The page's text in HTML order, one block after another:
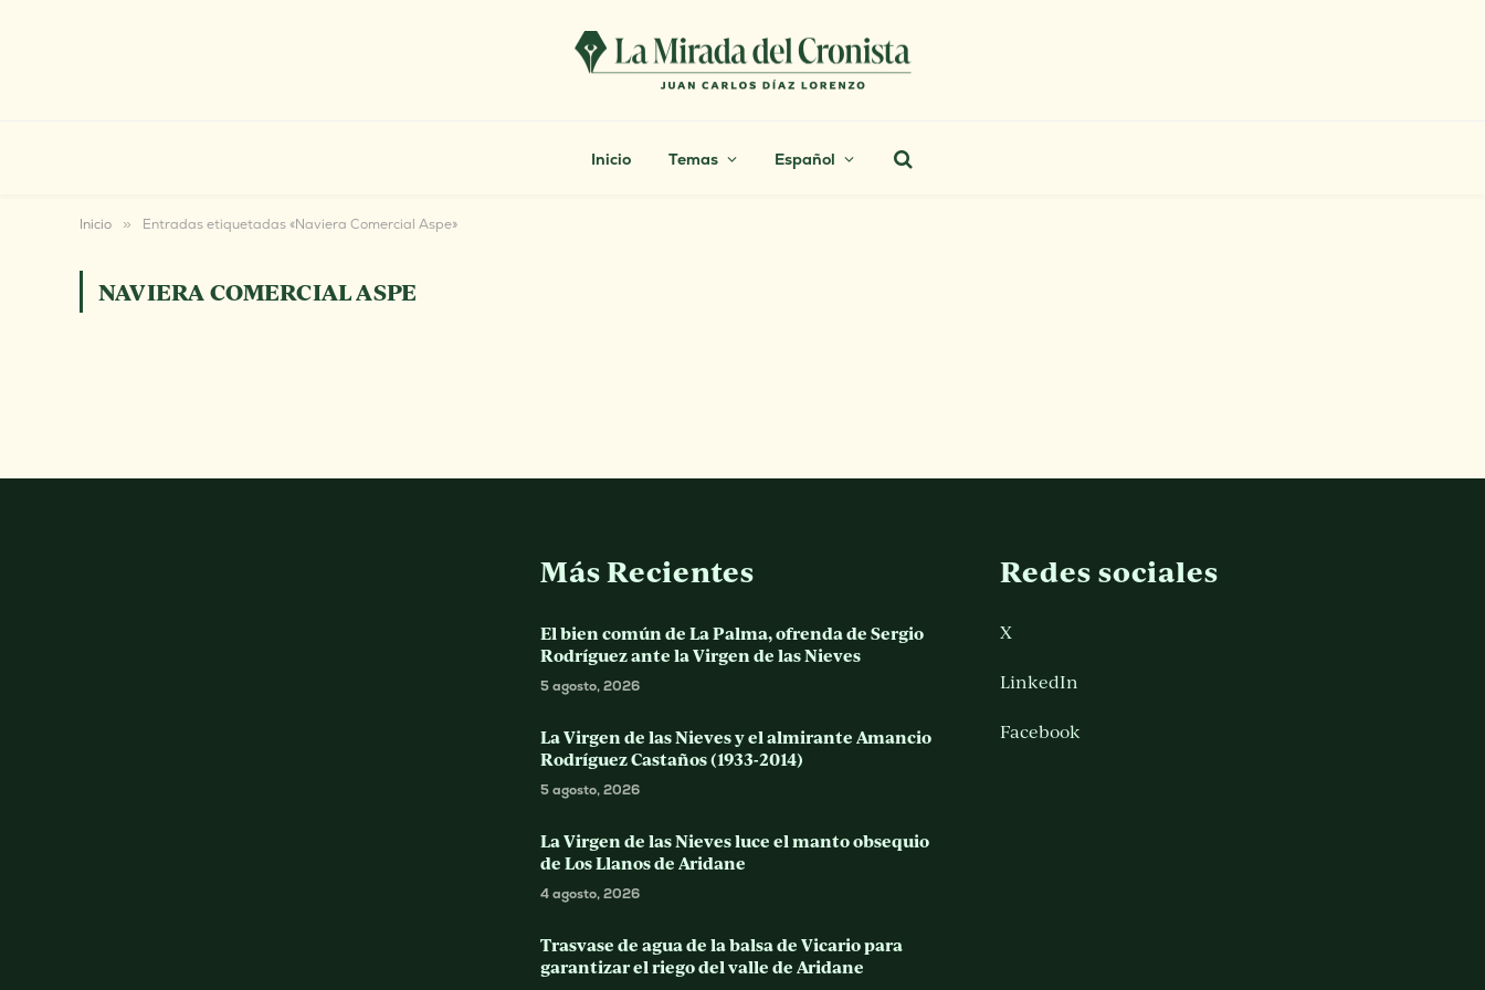
Inicio Temas Español
Inicio » Entradas etiquetadas «Naviera Comercial Aspe»
NAVIERA COMERCIAL ASPE
Más Recientes
El bien común de La Palma, ofrenda de Sergio
Rodríguez ante la Virgen de las Nieves
5 agosto, 2026
La Virgen de las Nieves y el almirante Amancio
Rodríguez Castaños (1933-2014)
5 agosto, 2026
La Virgen de las Nieves luce el manto obsequio
de Los Llanos de Aridane
4 agosto, 2026
Trasvase de agua de la balsa de Vicario para
garantizar el riego del valle de Aridane
Redes sociales
X
LinkedIn
Facebook